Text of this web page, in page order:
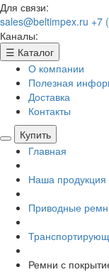
Для связи:
sales@beltimpex.ru +7
Каналы:
☰ Каталог
О компании
Полезная
Доставка
Контакты
Купить
Главная
Наша продукция
Приводные
Ремни с